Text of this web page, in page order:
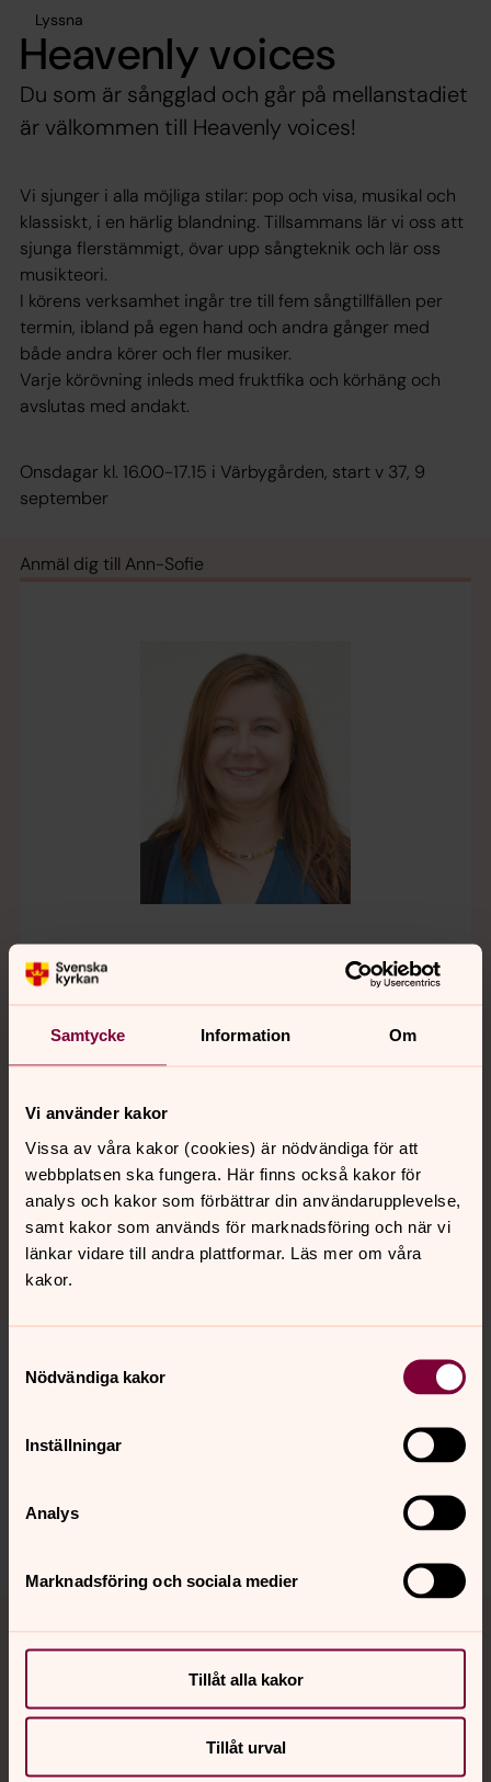
Samtycke Information Om
Vi använder kakor
Vissa av våra kakor (cookies) är nödvändiga för att
webbplatsen ska fungera. Här finns också kakor för
analys och kakor som förbättrar din användarupplevelse,
samt kakor som används för marknadsföring och när vi
länkar vidare till andra plattformar. Läs mer om våra
kakor.
Nödvändiga kakor
Inställningar
Analys
Marknadsföring och sociala medier
Tillåt alla kakor
Tillåt urval
Lyssna
Heavenly voices
Du som är sångglad och går på mellanstadiet
är välkommen till Heavenly voices!
Vi sjunger i alla möjliga stilar: pop och visa, musikal och
klassiskt, i en härlig blandning. Tillsammans lär vi oss att
sjunga flerstämmigt, övar upp sångteknik och lär oss
musikteori.
I körens verksamhet ingår tre till fem sångtillfällen per
termin, ibland på egen hand och andra gånger med
både andra körer och fler musiker.
Varje körövning inleds med fruktfika och körhäng och
avslutas med andakt.
Onsdagar kl. 16.00-17.15 i Värbygården, start v 37, 9
september
Anmäl dig till Ann-Sofie
Ann-Sofie Gribel
Kyrkomusiker, Värby församling
Mobil:070-8103165
E-post:ann-sofie.gribel@svenskakyrkan.se
Ann-Sofie är musiker hos oss och arbetar med
gudstjänst, kör och musik i alla åldrar.
Synpunkter eller frågor på sidans
innehåll?
Kontakt